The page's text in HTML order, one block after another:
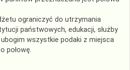
ograniczyć do utrzymania
państwowych, edukacji, służby
wszystkie podaki z miejsca
połowę.